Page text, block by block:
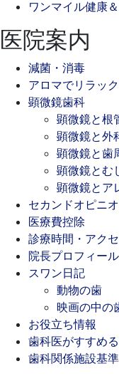
ワンマイル健康
医院案内
減菌・消毒
アロマでリラッ
顕微鏡歯科
顕微鏡と根
顕微鏡と外
顕微鏡と歯
顕微鏡とむ
顕微鏡とア
セカンドオピニ
医療費控除
診療時間・アク
院長プロフィール
スワン日記
動物の歯
映画の中の
お役立ち情報
歯科医がすすめ
歯科関係施設基準